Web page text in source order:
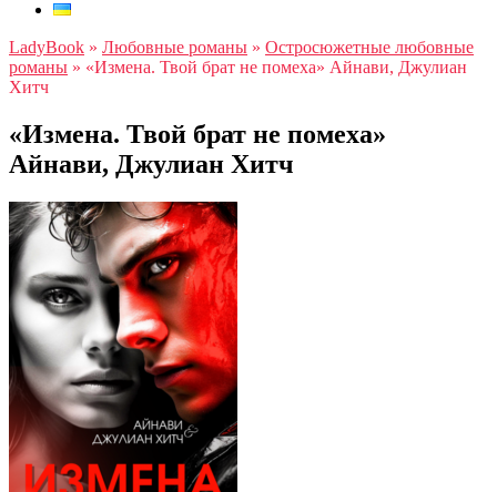
LadyBook » Любовные романы » Остросюжетные любовные
романы » «Измена. Твой брат не помеха» Айнави, Джулиан
Хитч
«Измена. Твой брат не помеха»
Айнави, Джулиан Хитч